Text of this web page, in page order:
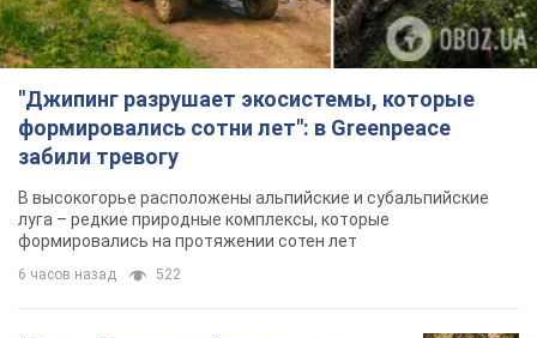
Жара в Украине пойдет на спад,
ожидаются грозы: синоптики дали
прогноз, когда стоит ожидать
изменения погоды
Совсем скоро жара постепенно отступит
5.08.2026 14:59
"Или, может, я запугана с детства?"
Елена Зарецкая – об убийстве
бабушки-диссидентки Аллы
OBOZ.UA встретился с внучкой художницы-